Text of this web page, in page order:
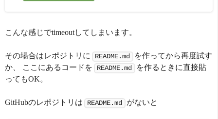
こんな感じでtimeoutしてしまいます。
その場合はレポジトリに README.md
を作ってから再度試す
か、 ここにあるコードを
README.md
を作るときに直接貼
ってもOK。
GitHubのレポジトリは README.md がないと